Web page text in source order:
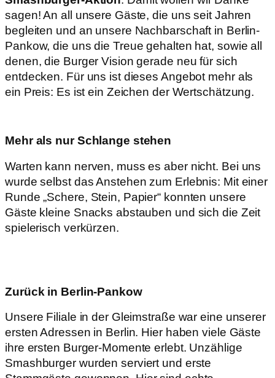
sagen! An all unsere Gäste, die uns seit Jahren
begleiten und an unsere Nachbarschaft in Berlin-
Pankow, die uns die Treue gehalten hat, sowie all
denen, die Burger Vision gerade neu für sich
entdecken. Für uns ist dieses Angebot mehr als
ein Preis: Es ist ein Zeichen der Wertschätzung.
Mehr als nur Schlange stehen
Warten kann nerven, muss es aber nicht. Bei uns
wurde selbst das Anstehen zum Erlebnis: Mit einer
Runde „Schere, Stein, Papier“ konnten unsere
Gäste kleine Snacks abstauben und sich die Zeit
spielerisch verkürzen.
Zurück in Berlin-Pankow
Unsere Filiale in der Gleimstraße war eine unserer
ersten Adressen in Berlin. Hier haben viele Gäste
ihre ersten Burger-Momente erlebt. Unzählige
Smashburger wurden serviert und erste